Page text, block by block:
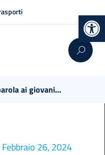
ai giovani...
Febbraio 26, 2024